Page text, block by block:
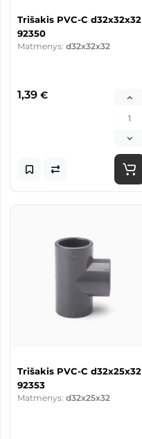
Trišakis PVC-C d32x32x32
92350
Matmenys: d32x32x32
1,39 €
Trišakis PVC-C d32x25x32
92353
Matmenys: d32x25x32